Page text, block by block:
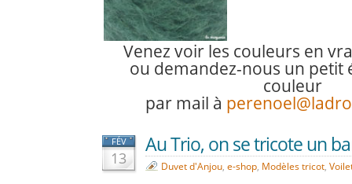
Venez voir les couleurs en
ou demandez-nous un petit
couleur
par mail à
FÉV
13
Au Trio, on se tricote un
Duvet d'Anjou e-shop Modèles tricot